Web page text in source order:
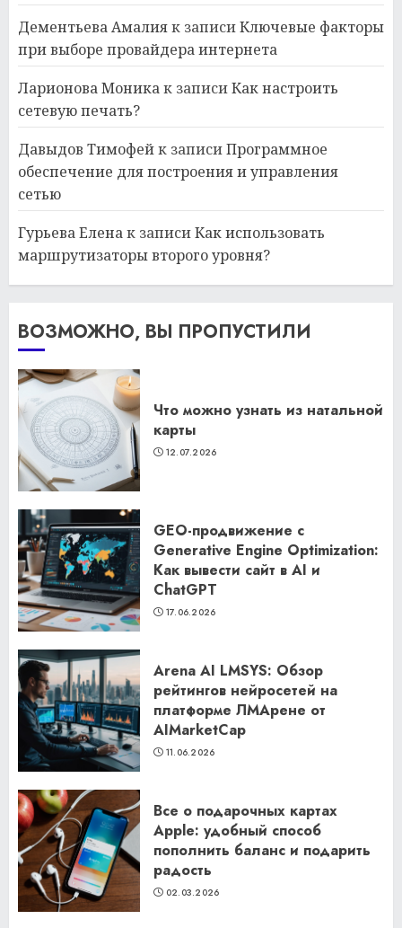
Дементьева Амалияк записиКлючевые факторы
при выборе провайдера интернета
Ларионова Моникак записиКак настроить
сетевую печать?
Давыдов Тимофейк записиПрограммное
обеспечение для построения и управления
сетью
Гурьева Еленак записиКак использовать
маршрутизаторы второго уровня?
ВОЗМОЖНО, ВЫ ПРОПУСТИЛИ
Что можно узнать из натальной
карты
12.07.2026
GEO-продвижение с
Generative Engine Optimization:
Как вывести сайт в AI и
ChatGPT
17.06.2026
Arena AI LMSYS: Обзор
рейтингов нейросетей на
платформе ЛМАрене от
AIMarketCap
11.06.2026
Все о подарочных картах
Apple: удобный способ
пополнить баланс и подарить
радость
02.03.2026